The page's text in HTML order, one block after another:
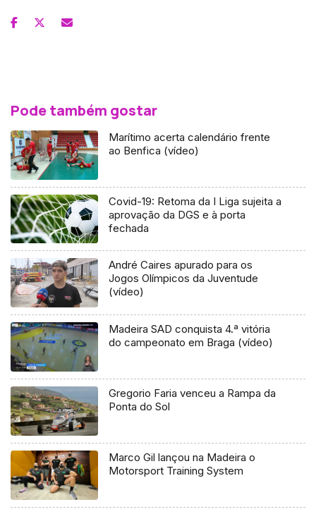
Pode também gostar
Marítimo acerta calendário frente
ao Benfica (vídeo)
Covid-19: Retoma da I Liga sujeita a
aprovação da DGS e à porta
fechada
André Caires apurado para os
Jogos Olímpicos da Juventude
(vídeo)
Madeira SAD conquista 4.ª vitória
do campeonato em Braga (vídeo)
Gregorio Faria venceu a Rampa da
Ponta do Sol
Marco Gil lançou na Madeira o
Motorsport Training System